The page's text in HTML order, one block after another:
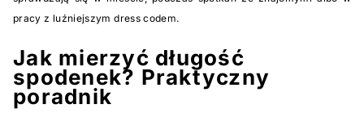
pracy z luźniejszym dress codem.
Jak mierzyć długość
spodenek? Praktyczny
poradnik